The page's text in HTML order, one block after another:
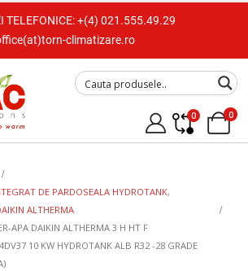
TELEFONICE:+(4) 021.555.49.29
climatizare.ro
0 0
DE PARDOSEALA HYDROTANK,
ALTHERMA
APA DAIKIN ALTHERMA 3 H HT F
10 KW HYDROTANK ALB R32 -28 GRADE